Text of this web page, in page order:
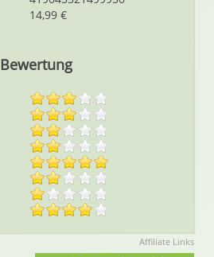
14,99 €
Bewertung
Affiliate Links